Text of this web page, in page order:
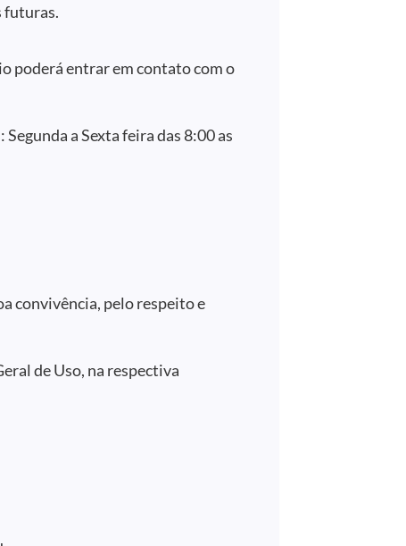
futuras.
poderá entrar em contato com o
a Sexta feira das 8:00 as
convivência, pelo respeito e
de Uso, na respectiva